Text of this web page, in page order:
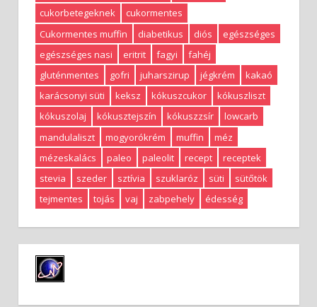
cukorbetegeknek
cukormentes
Cukormentes muffin
diabetikus diós
egészséges
egészséges nasi
eritrit fagyi
fahéj
gluténmentes
gofri juharszirup jégkrém
kakaó
karácsonyi süti
keksz kókuszcukor
kókuszliszt
kókuszolaj
kókusztejszín kókuszzsír
lowcarb
mandulaliszt
mogyorókrém muffin
méz
mézeskalács
paleo paleolit recept
receptek
stevia
szeder sztívia szuklaróz süti
sütőtök
tejmentes
tojás vaj zabpehely édesség